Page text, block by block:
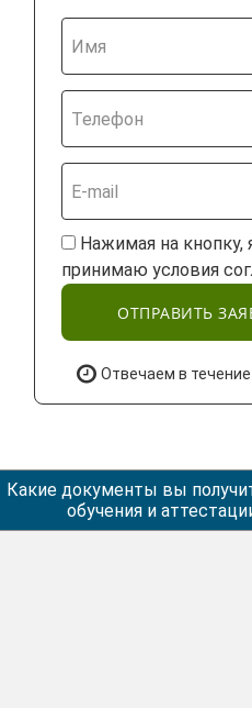
Нажимая на кнопку,
принимаю условия
ОТПРАВИТЬ
Отвечаем в
Какие документы вы
обучения и